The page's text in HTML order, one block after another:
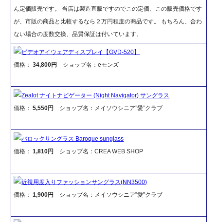
ん定価販売です。 当店は製造直販ですのでこの定価、この販売価格です
が、市販の商品と比較するなら２万円程度の商品です。 もちろん、合わ
ない場合の度数交換、品質保証は付いています。
ビデオアイウェアディスプレイ【GVD-520】
価格：34,800円 ショップ名：eモンズ
Zealot ナイトナビゲーター (Night Navigator) サングラス
価格：5,550円 ショップ名：メイソウシニア”愛”クラブ
バロックサングラス Baroque sunglass
価格：1,810円 ショップ名：CREA WEB SHOP
近視用度入りファッションサングラス(NN3500)
価格：1,900円 ショップ名：メイソウシニア”愛”クラブ